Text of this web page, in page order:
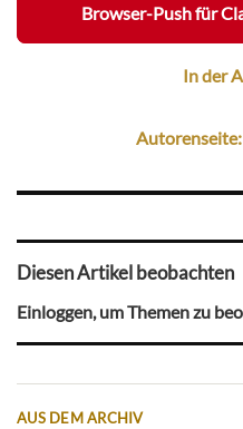
Browser-Push für
In der
Diesen Artikel beobachten
Einloggen, um Themen zu
AUS DEM ARCHIV